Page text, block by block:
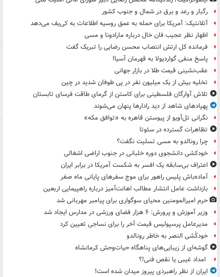
رگبار و رعد و برق در شمال و جنوب کشور
آتلانتیک: آمریکا برای حمله به عمق روسیه اطلاعات به کی‌یف می‌دهد
اظهار نظر عجیب فان خال درباره مارادونا و مسی
فرمانده کل ارتش انتصاب محسن رضایی را تبریک گفت
پاسخ منفی گواردیولا به قهرمان آسیا!
عقب‌نشینی قیمت طلا در بازار جهانی
تخلیه بیش از یک میلیون نفر در پی طوفان شدید در چین
تلاش آوارگان فلسطینی برای کاستن از گرمای طاقت فرسای تابستان
پهپادهای شاهد از دید رادارها پنهان می‌شوند
نگرانی تل‌آویو از پیوستن قاهره به «توافق مکه»
تظاهرات گسترده در سئوتا
چرا رونالدو به مسی تسلیت نگفت؟
خودکشی دانشجوی دوره خلبانی در جنوب اراضی اشغالی
اعتراف بی‌سابقه یک افسر به شکست آمریکا در برابر ایران
آماده‌باش پلیس راهور برای موج سفرهای پایانی ماه صفر
بازداشت عامل انتشار مطالب اهانت‌آمیز درباره راهپیمایی اربعین
حرم امیرالمومنین محیای سوگواری برای پیامبر مهربانی شد
وزیر آموزش و پرورش: ۶ هزار فضای ورزشی در مدارس ایجاد شد
مدیرعامل پرسپولیس قیمت آخر را برای نساجی تعیین کرد
خودکُشی النصر به خاطر رونالدو
گوشه‌ای از زیبایی‌های پناهگاه‌ حیات‌وحش کرمانشاه
امداد غیبی یا نقص فنی!؟
ایران از نظر راهبردی پیروز میدان شده است!